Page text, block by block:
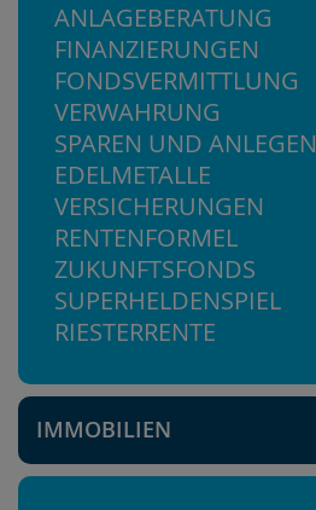
ANLAGEBERATUNG
FINANZIERUNGEN
FONDSVERMITTLUNG
VERWAHRUNG
SPAREN UND ANLEGEN
EDELMETALLE
VERSICHERUNGEN
RENTENFORMEL
ZUKUNFTSFONDS
SUPERHELDENSPIEL
RIESTERRENTE
IMMOBILIEN